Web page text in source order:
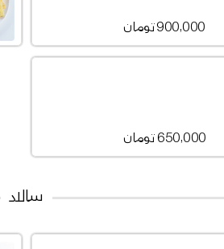
900,000 تومان
650,000 تومان
سالاد